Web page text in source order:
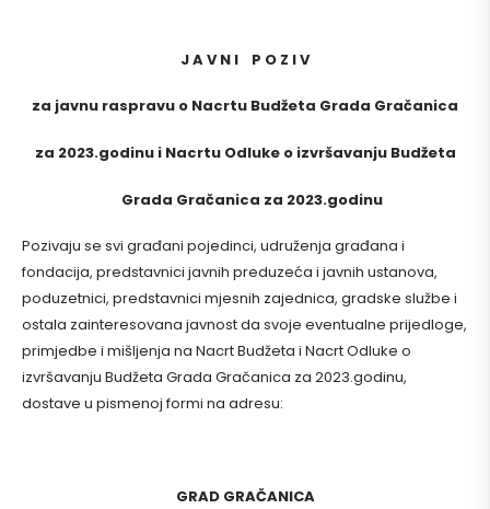
J A V N I P O Z I V
za javnu raspravu o Nacrtu Budžeta Grada Gračanica
za 2023.godinu i Nacrtu Odluke o izvršavanju Budžeta
Grada Gračanica za 2023.godinu
Pozivaju se svi građani pojedinci, udruženja građana i
fondacija, predstavnici javnih preduzeća i javnih ustanova,
poduzetnici, predstavnici mjesnih zajednica, gradske službe i
ostala zainteresovana javnost da svoje eventualne prijedloge,
primjedbe i mišljenja na Nacrt Budžeta i Nacrt Odluke o
izvršavanju Budžeta Grada Gračanica za 2023.godinu,
dostave u pismenoj formi na adresu:
GRAD GRAČANICA